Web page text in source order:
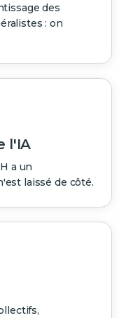
des
: on
l'IA
a un
laissé de côté.